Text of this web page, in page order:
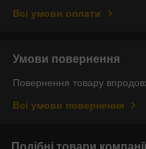
Всі умови оплати
Умови повернення
Повернення товару
Всі умови повернення